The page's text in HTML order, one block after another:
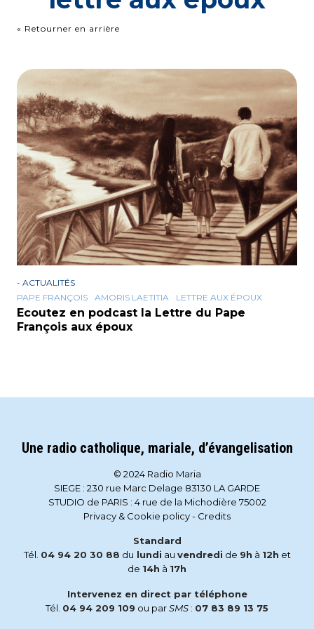
« Retourner en arrière
- ACTUALITÉS
PAPE FRANÇOIS
AMORIS LAETITIA LETTRE AUX ÉPOUX
Ecoutez en podcast la Lettre du Pape
François aux époux
Une radio catholique, mariale, d’évangelisation
© 2024 Radio Maria
SIEGE : 230 rue Marc Delage 83130 LA GARDE
STUDIO de PARIS : 4 rue de la Michodière 75002
Privacy & Cookie policy- Credits
Standard
Tél. 04 94 20 30 88 du lundi au vendredi de 9h à 12h et
de 14h à 17h
Intervenez en direct par téléphone
Tél. 04 94 209 109 ou parSMS : 07 83 89 13 75